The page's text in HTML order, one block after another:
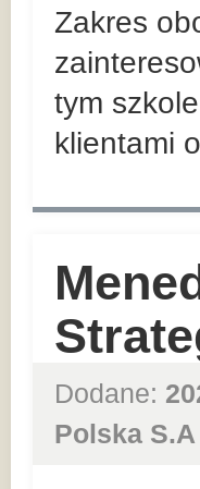
Zakres
tym
klientami
Dodane:
Polska S.A